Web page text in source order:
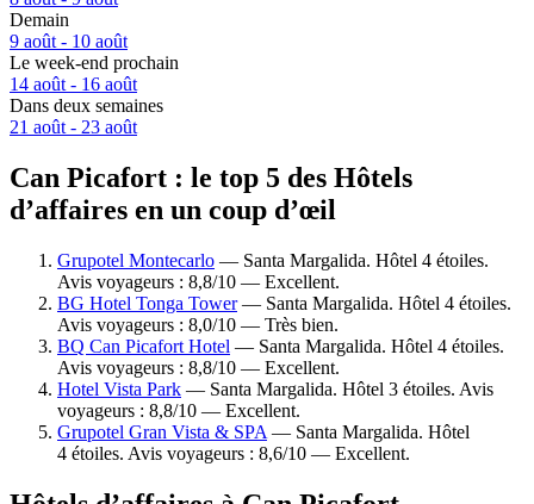
Demain
9 août - 10 août
Le week-end prochain
14 août - 16 août
Dans deux semaines
21 août - 23 août
Can Picafort : le top 5 des Hôtels
d’affaires en un coup d’œil
Grupotel Montecarlo — Santa Margalida. Hôtel 4 étoiles.
Avis voyageurs : 8,8/10 — Excellent.
BG Hotel Tonga Tower— Santa Margalida. Hôtel 4 étoiles.
Avis voyageurs : 8,0/10 — Très bien.
BQ Can Picafort Hotel — Santa Margalida. Hôtel 4 étoiles.
Avis voyageurs : 8,8/10 — Excellent.
Hotel Vista Park — Santa Margalida. Hôtel 3 étoiles. Avis
voyageurs : 8,8/10 — Excellent.
Grupotel Gran Vista & SPA — Santa Margalida. Hôtel
4 étoiles. Avis voyageurs : 8,6/10 — Excellent.